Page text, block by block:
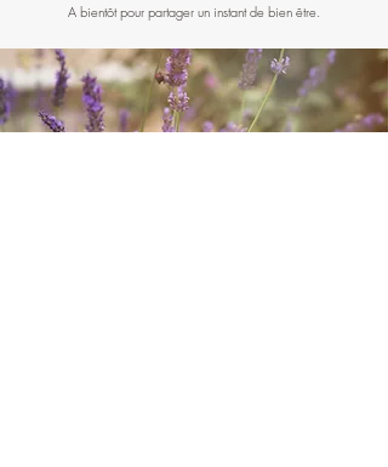
A bientôt pour partager un instant de bien être.